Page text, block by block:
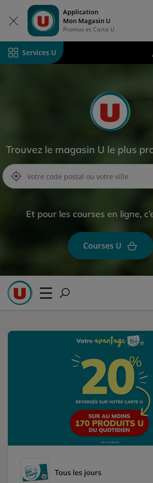
Application
Mon Magasin U
Promos et Carte U
Services U
Trouvez le magasin U le plus
Et pour les courses en ligne,
Courses U
Tous les jours